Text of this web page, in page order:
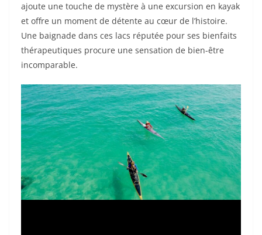
ajoute une touche de mystère à une excursion en kayak
et offre un moment de détente au cœur de l’histoire.
Une baignade dans ces lacs réputée pour ses bienfaits
thérapeutiques procure une sensation de bien-être
incomparable.